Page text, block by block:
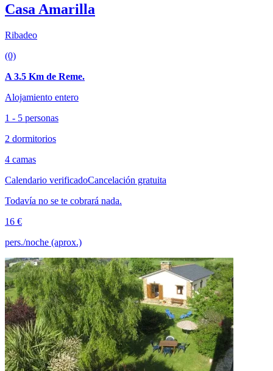
Casa Amarilla
Ribadeo
(0)
A 3.5 Km de Reme.
Alojamiento entero
1 - 5 personas
2 dormitorios
4 camas
Calendario verificadoCancelación gratuita
Todavía no se te cobrará nada.
16 €
pers./noche (aprox.)